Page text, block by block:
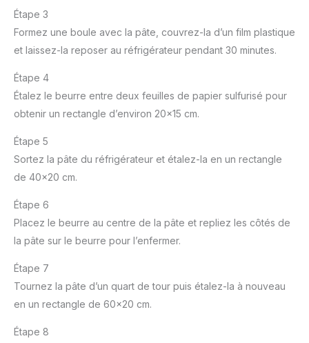
Étape 3
Formez une boule avec la pâte, couvrez-la d’un film plastique
et laissez-la reposer au réfrigérateur pendant 30 minutes.
Étape 4
Étalez le beurre entre deux feuilles de papier sulfurisé pour
obtenir un rectangle d’environ 20×15 cm.
Étape 5
Sortez la pâte du réfrigérateur et étalez-la en un rectangle
de 40×20 cm.
Étape 6
Placez le beurre au centre de la pâte et repliez les côtés de
la pâte sur le beurre pour l’enfermer.
Étape 7
Tournez la pâte d’un quart de tour puis étalez-la à nouveau
en un rectangle de 60×20 cm.
Étape 8